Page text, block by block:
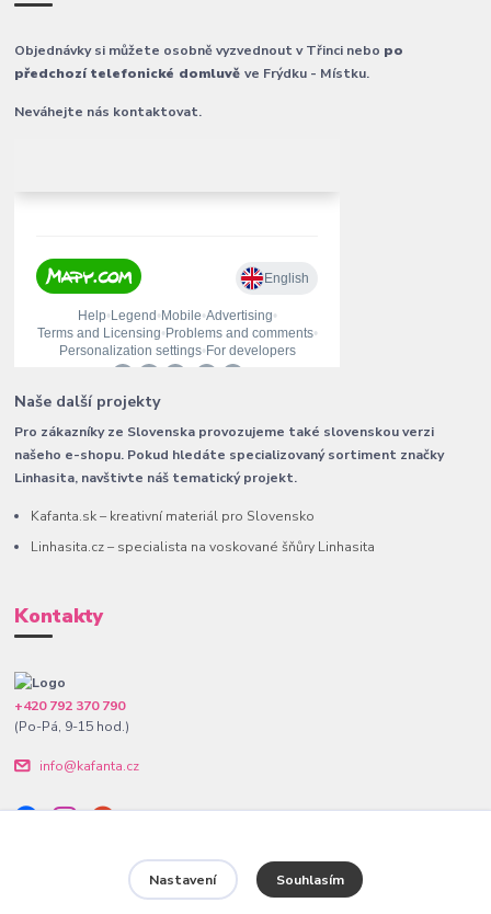
Objednávky si můžete osobně vyzvednout v Třinci nebo po
předchozí telefonické domluvěve Frýdku - Místku.
Neváhejte nás kontaktovat.
Naše další projekty
Pro zákazníky ze Slovenska provozujeme také slovenskou verzi
našeho e-shopu. Pokud hledáte specializovaný sortiment značky
Linhasita, navštivte náš tematický projekt.
Kafanta.sk – kreativní materiál pro Slovensko
Linhasita.cz – specialista na voskované šňůry Linhasita
Kontakty
+420 792 370 790
(Po-Pá, 9-15 hod.)
info@kafanta.cz
Nastavení Souhlasím